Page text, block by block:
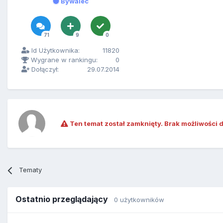
71 9 0
Id Użytkownika:
11820
Wygrane w rankingu:
0
Dołączył:
29.07.2014
Ten temat został zamknięty. Brak możliwości
Tematy
Ostatnio przeglądający 0 użytkowników